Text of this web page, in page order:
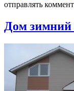
отправлять
Дом зимний